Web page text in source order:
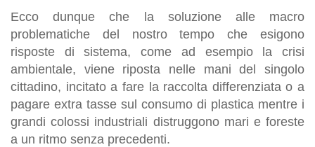
Ecco dunque che la soluzione alle macro
problematiche del nostro tempo che esigono
risposte di sistema, come ad esempio la crisi
ambientale, viene riposta nelle mani del singolo
cittadino, incitato a fare la raccolta differenziata o a
pagare extra tasse sul consumo di plastica mentre i
grandi colossi industriali distruggono mari e foreste
a un ritmo senza precedenti.